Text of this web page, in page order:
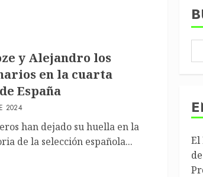
y Alejandro los
en la cuarta
España
2024
han dejado su huella en la
de la selección española...
El